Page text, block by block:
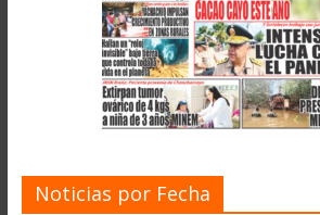
Noticias por Fecha